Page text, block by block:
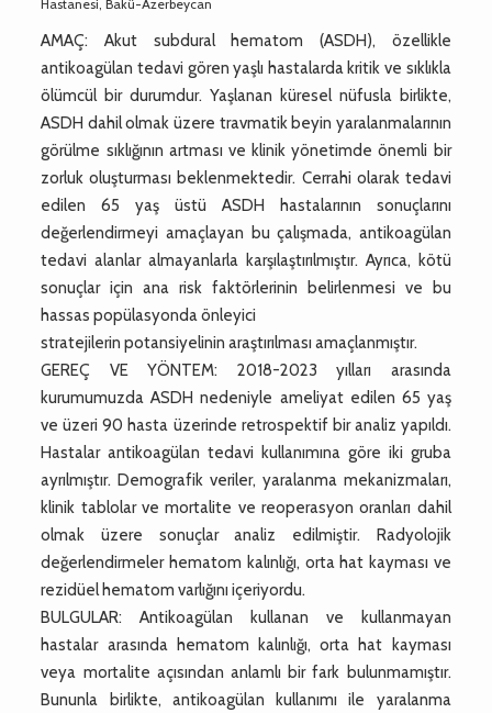
Hastanesi, Bakü-Azerbeycan
AMAÇ: Akut subdural hematom (ASDH), özellikle
antikoagülan tedavi gören yaşlı hastalarda kritik ve sıklıkla
ölümcül bir durumdur. Yaşlanan küresel nüfusla birlikte,
ASDH dahil olmak üzere travmatik beyin yaralanmalarının
görülme sıklığının artması ve klinik yönetimde önemli bir
zorluk oluşturması beklenmektedir. Cerrahi olarak tedavi
edilen 65 yaş üstü ASDH hastalarının sonuçlarını
değerlendirmeyi amaçlayan bu çalışmada, antikoagülan
tedavi alanlar almayanlarla karşılaştırılmıştır. Ayrıca, kötü
sonuçlar için ana risk faktörlerinin belirlenmesi ve bu
hassas popülasyonda önleyici
stratejilerin potansiyelinin araştırılması amaçlanmıştır.
GEREÇ VE YÖNTEM: 2018-2023 yılları arasında
kurumumuzda ASDH nedeniyle ameliyat edilen 65 yaş
ve üzeri 90 hasta üzerinde retrospektif bir analiz yapıldı.
Hastalar antikoagülan tedavi kullanımına göre iki gruba
ayrılmıştır. Demografik veriler, yaralanma mekanizmaları,
klinik tablolar ve mortalite ve reoperasyon oranları dahil
olmak üzere sonuçlar analiz edilmiştir. Radyolojik
değerlendirmeler hematom kalınlığı, orta hat kayması ve
rezidüel hematom varlığını içeriyordu.
BULGULAR: Antikoagülan kullanan ve kullanmayan
hastalar arasında hematom kalınlığı, orta hat kayması
veya mortalite açısından anlamlı bir fark bulunmamıştır.
Bununla birlikte, antikoagülan kullanımı ile yaralanma